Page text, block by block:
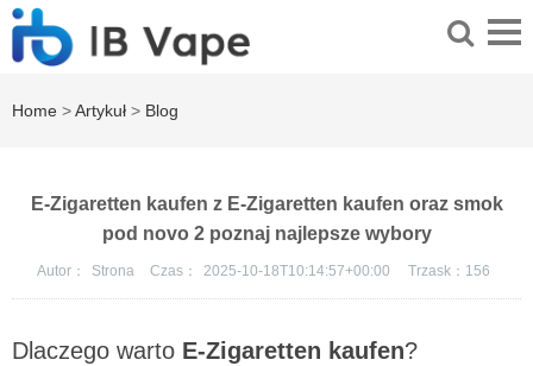
Home >Artykuł > Blog
E-Zigaretten kaufen z E-Zigaretten kaufen oraz smok
pod novo 2 poznaj najlepsze wybory
Autor： Strona Czas： 2025-10-18T10:14:57+00:00 Trzask： 156
Dlaczego warto E-Zigaretten kaufen?